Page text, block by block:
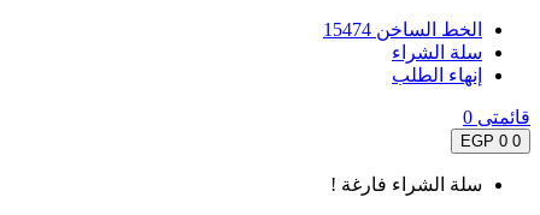
الخط الساخن 15474
سلة الشراء
إنهاء الطلب
قائمتى 0
0
0 EGP
سلة الشراء فارغة !